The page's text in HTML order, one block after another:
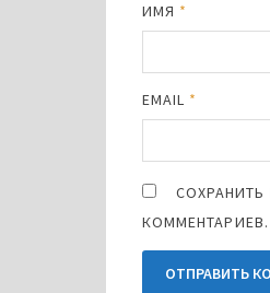
ИМЯ *
EMAIL *
КОММЕНТАРИЕВ.